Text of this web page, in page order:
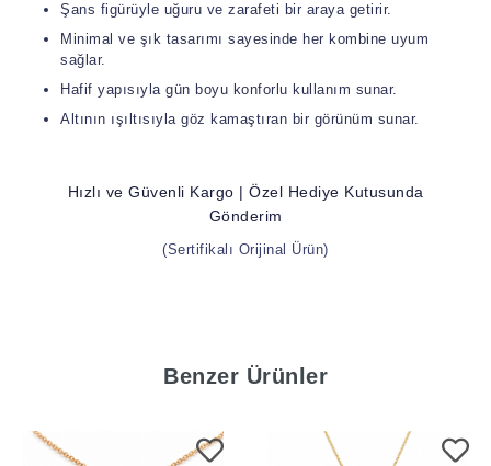
Şans figürüyle uğuru ve zarafeti bir araya getirir.
Minimal ve şık tasarımı sayesinde her kombine uyum
sağlar.
Hafif yapısıyla gün boyu konforlu kullanım sunar.
Altının ışıltısıyla göz kamaştıran bir görünüm sunar.
Hızlı ve Güvenli Kargo | Özel Hediye Kutusunda
Gönderim
(Sertifikalı Orijinal Ürün)
Benzer Ürünler